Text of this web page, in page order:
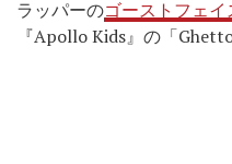
ラッパーのゴーストフェ
『Apollo Kids』の「